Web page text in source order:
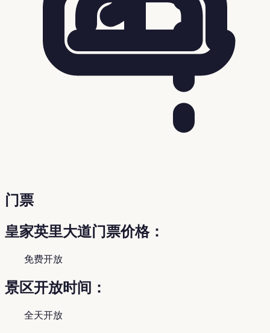
门票
皇家英里大道门票价格：
免费开放
景区开放时间：
全天开放